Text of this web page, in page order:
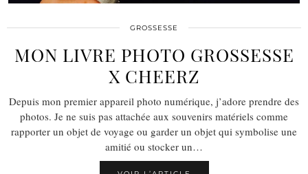
GROSSESSE
MON LIVRE PHOTO GROSSESSE
X CHEERZ
Depuis mon premier appareil photo numérique, j’adore prendre des
photos. Je ne suis pas attachée aux souvenirs matériels comme
rapporter un objet de voyage ou garder un objet qui symbolise une
amitié ou stocker un…